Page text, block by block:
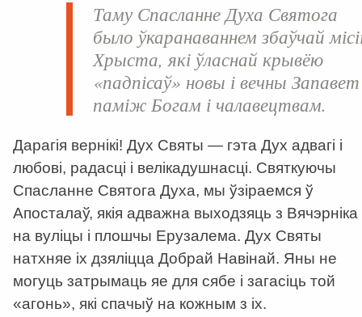
Таму Спасланне Духа Святога
было ўкаранаваннем збаўчай
Хрыста, які ўласнай крывёю
«падпісаў» новы і вечны Запавет
паміж Богам і чалавецтвам.
Дарагія вернікі! Дух Святы — гэта Дух адвагі і
любові, радасці і велікадушнасці. Святкуючы
Спасланне Святога Духа, мы ўзіраемся ў
Апосталаў, якія адважна выходзяць з Вячэрніка
на вуліцы і плошчы Ерузалема. Дух Святы
натхняе іх дзяліцца Добрай Навінай. Яны не
могуць затрымаць яе для сябе і загасіць той
«агонь», які спачыў на кожным з іх.